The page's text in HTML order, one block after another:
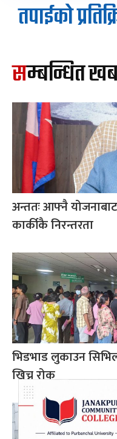
तपाईको
सम्बन्धित
अन्ततः आफ्नै
कार्कीकै निरन्तरता
भिडभाड लुकाउन
खिच्न रोक